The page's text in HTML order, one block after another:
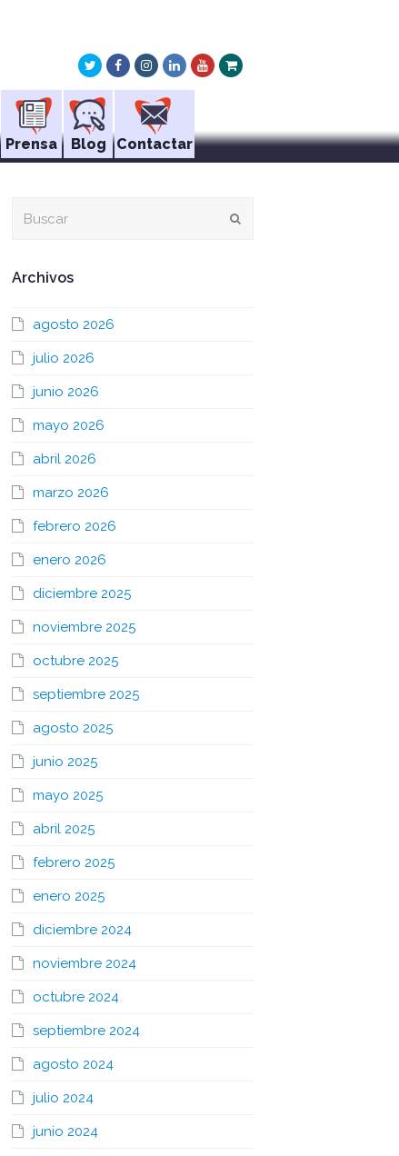
TwitterFacebookInstagram
LinkedInYoutube
Xing
Prensa Blog Contactar
Archivos
agosto 2026
julio 2026
junio 2026
mayo 2026
abril 2026
marzo 2026
febrero 2026
enero 2026
diciembre 2025
noviembre 2025
octubre 2025
septiembre 2025
agosto 2025
junio 2025
mayo 2025
abril 2025
febrero 2025
enero 2025
diciembre 2024
noviembre 2024
octubre 2024
septiembre 2024
agosto 2024
julio 2024
junio 2024